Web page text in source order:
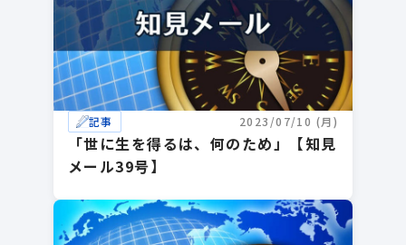
記事 2023/07/10 (月)
「世に生を得るは、何のため」【知見
メール39号】